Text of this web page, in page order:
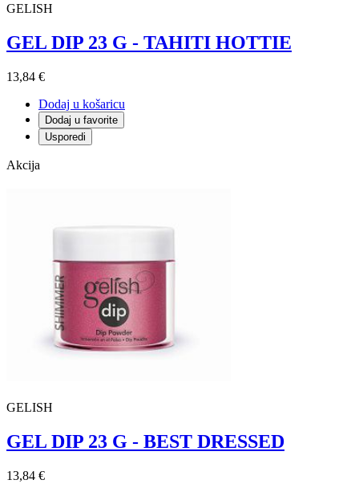
GELISH
GEL DIP 23 G - TAHITI HOTTIE
13,84 €
Dodaj u košaricu
Dodaj u favorite
Usporedi
Akcija
GELISH
GEL DIP 23 G - BEST DRESSED
13,84 €